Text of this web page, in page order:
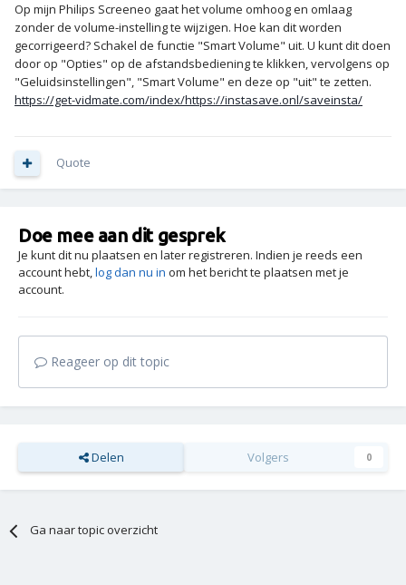
Op mijn Philips Screeneo gaat het volume omhoog en omlaag
zonder de volume-instelling te wijzigen. Hoe kan dit worden
gecorrigeerd? Schakel de functie "Smart Volume" uit. U kunt dit doen
door op "Opties" op de afstandsbediening te klikken, vervolgens op
"Geluidsinstellingen", "Smart Volume" en deze op "uit" te zetten.
https://get-vidmate.com/index/https://instasave.onl/saveinsta/
Quote
Doe mee aan dit gesprek
Je kunt dit nu plaatsen en later registreren. Indien je reeds een
account hebt,log dan nu in om het bericht te plaatsen met je
account.
Reageer op dit topic
Delen Volgers 0
Ga naar topic overzicht